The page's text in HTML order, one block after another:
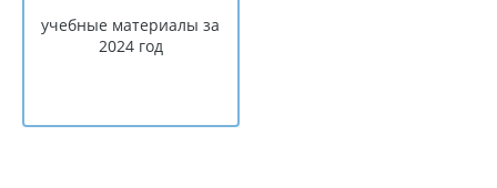
учебные материалы за
2024 год